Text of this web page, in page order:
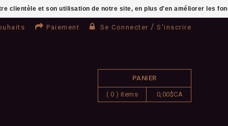
Paiement Se Connecter / S'inscrire
PANIER
( 0 ) items 0,00$CA
clientèle et son utilisation de notre site, en plus d'en améliorer les